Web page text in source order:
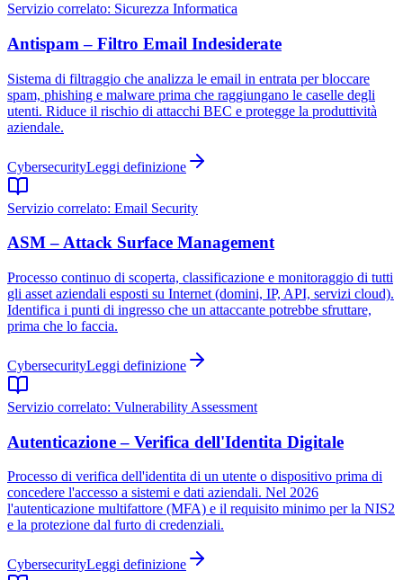
Servizio correlato: Sicurezza Informatica
Antispam – Filtro Email Indesiderate
Sistema di filtraggio che analizza le email in entrata per bloccare
spam, phishing e malware prima che raggiungano le caselle degli
utenti. Riduce il rischio di attacchi BEC e protegge la produttività
aziendale.
CybersecurityLeggi definizione
Servizio correlato: Email Security
ASM – Attack Surface Management
Processo continuo di scoperta, classificazione e monitoraggio di tutti
gli asset aziendali esposti su Internet (domini, IP, API, servizi cloud).
Identifica i punti di ingresso che un attaccante potrebbe sfruttare,
prima che lo faccia.
CybersecurityLeggi definizione
Servizio correlato: Vulnerability Assessment
Autenticazione – Verifica dell'Identita Digitale
Processo di verifica dell'identita di un utente o dispositivo prima di
concedere l'accesso a sistemi e dati aziendali. Nel 2026
l'autenticazione multifattore (MFA) e il requisito minimo per la NIS2
e la protezione dal furto di credenziali.
CybersecurityLeggi definizione